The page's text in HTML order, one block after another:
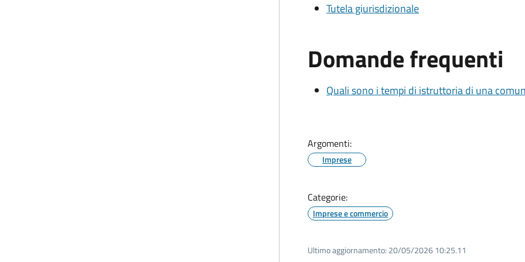
Tutela giurisdizionale
Domande frequenti
Quali sono i tempi di istruttoria di una
Argomenti:
Imprese
Categorie:
Imprese e commercio
Ultimo aggiornamento: 20/05/2026 10:25.11